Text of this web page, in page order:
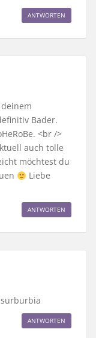
ANTWORTEN
Bader.
<br />
auch tolle
möchtest du
Liebe
ANTWORTEN
ANTWORTEN